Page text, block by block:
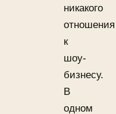
никакого
отношения
к
шоу-
бизнесу.
В
одном